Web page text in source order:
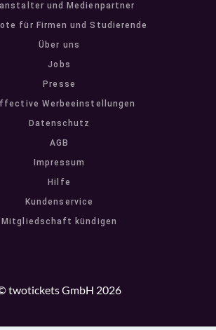
und Medienpartner
für Firmen und Studierende
Über uns
Jobs
Presse
Werbeeinstellungen
Datenschutz
AGB
Impressum
Hilfe
Kundenservice
Mitgliedschaft kündigen
twotickets GmbH 2026